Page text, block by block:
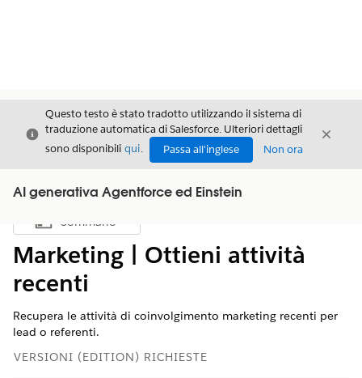
Chiudi
Questo testo è stato tradotto utilizzando il sistema di
traduzione automatica di Salesforce. Ulteriori dettagli
sono disponibili qui. Passa all'inglese Non ora
Chiudi
AI generativa Agentforce ed Einstein
Mostra sommario
Sommario
Marketing | Ottieni attività
recenti
Recupera le attività di coinvolgimento marketing recenti per
lead o referenti.
VERSIONI (EDITION) RICHIESTE